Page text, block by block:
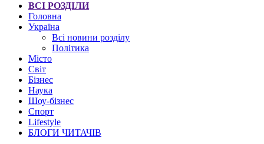
ВСІ РОЗДІЛИ
Головна
Україна
Всі новини розділу
Політика
Місто
Світ
Бізнес
Наука
Шоу-бізнес
Спорт
Lifestyle
БЛОГИ ЧИТАЧІВ